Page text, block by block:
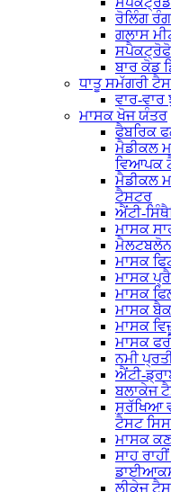
ਰੋਲਿੰਗ
ਗਲਾਸ
ਬਾਰ ਕੋਡ
ਧਾਤੂ ਸਮੱਗਰੀ
ਵਾਰ-
ਮਾਸਕ ਖੋਜ ਯੰਤਰ
ਫੈਬਰਿਕ
ਮੈਡੀਕਲ
ਵਿਆਪਕ
ਮੈਡੀਕਲ
ਟੈਸਟਰ
ਐਂਟੀ-
ਮਾਸਕ
ਮਾਸਕ
ਮਾਸਕ
ਮਾਸਕ
ਮਾਸਕ
ਮਾਸਕ
ਮਾਸਕ
ਨਮੀ
ਐਂਟੀ-
ਬਲਾਕੇਜ
ਸੁਰੱਖਿਆ
ਟੈਸਟ
ਮਾਸਕ
ਸਾਹ
ਲੀਕੇਜ